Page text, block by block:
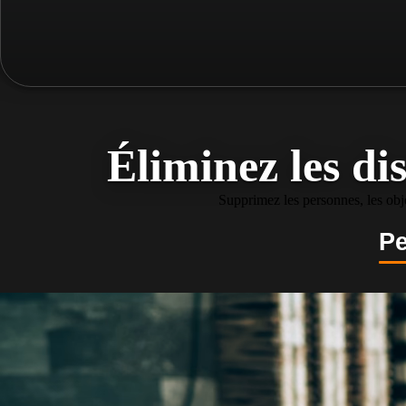
Éliminez les
Supprimez les personnes, les